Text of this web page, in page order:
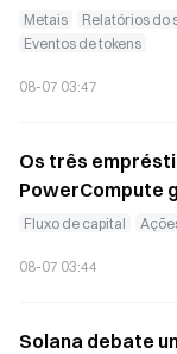
gosto”
algo
mundo, com o
trimestre
Metais
Relatórios do
Eventos de tokens
08-07 03:47
Os três
PowerCompute
ações foram
de 2%, garantido
Fluxo de capital
08-07 03:44
Solana debate